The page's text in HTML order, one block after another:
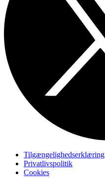
Tilgængelighedserklæring
Privatlivspolitik
Cookies